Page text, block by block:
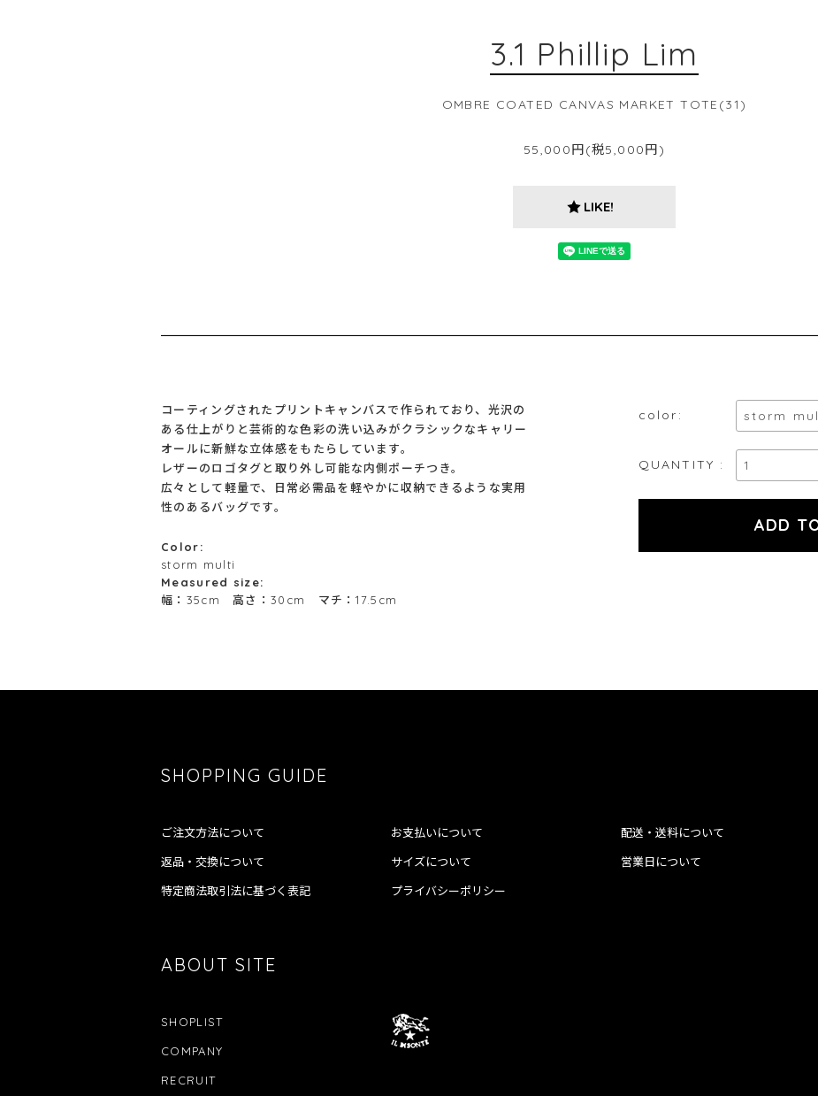
3.1 Phillip Lim
OMBRE COATED CANVAS MARKET TOTE(31)
55,000円(税5,000円)
LIKE!
color:
QUANTITY :
コーティングされたプリントキャンバスで作られており、光沢の
ある仕上がりと芸術的な色彩の洗い込みがクラシックなキャリー
オールに新鮮な立体感をもたらしています。
レザーのロゴタグと取り外し可能な内側ポーチつき。
広々として軽量で、日常必需品を軽やかに収納できるような実用
性のあるバッグです。
Color:
storm multi
Measured size:
幅：35cm 高さ：30cm マチ：17.5cm
SHOPPING GUIDE
ご注文方法について お支払いについて 配送・送料について
返品・交換について サイズについて 営業日について
特定商法取引法に基づく表記 プライバシーポリシー
ABOUT SITE
SHOPLIST
COMPANY
RECRUIT